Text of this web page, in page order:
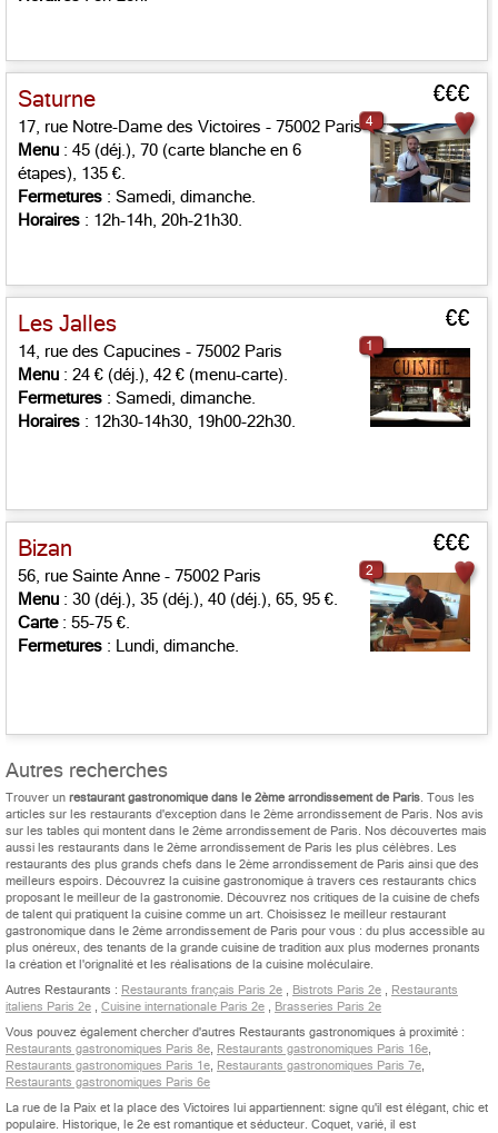
Saturne €€€
17, rue Notre-Dame des Victoires - 75002 Paris
Menu : 45 (déj.), 70 (carte blanche en 6
étapes), 135 €.
Fermetures : Samedi, dimanche.
Horaires : 12h-14h, 20h-21h30.
4
Les Jalles €€
14, rue des Capucines - 75002 Paris
Menu : 24 € (déj.), 42 € (menu-carte).
Fermetures : Samedi, dimanche.
Horaires : 12h30-14h30, 19h00-22h30.
1
Bizan €€€
56, rue Sainte Anne - 75002 Paris
Menu : 30 (déj.), 35 (déj.), 40 (déj.), 65, 95 €.
Carte: 55-75 €.
Fermetures : Lundi, dimanche.
2
Autres recherches
Trouver un restaurant gastronomique dans le 2ème arrondissement de Paris. Tous les
articles sur les restaurants d'exception dans le 2ème arrondissement de Paris. Nos avis
sur les tables qui montent dans le 2ème arrondissement de Paris. Nos découvertes mais
aussi les restaurants dans le 2ème arrondissement de Paris les plus célèbres. Les
restaurants des plus grands chefs dans le 2ème arrondissement de Paris ainsi que des
meilleurs espoirs. Découvrez la cuisine gastronomique à travers ces restaurants chics
proposant le meilleur de la gastronomie. Découvrez nos critiques de la cuisine de chefs
de talent qui pratiquent la cuisine comme un art. Choisissez le meilleur restaurant
gastronomique dans le 2ème arrondissement de Paris pour vous : du plus accessible au
plus onéreux, des tenants de la grande cuisine de tradition aux plus modernes pronants
la création et l'orignalité et les réalisations de la cuisine moléculaire.
Autres Restaurants : Restaurants français Paris 2e , Bistrots Paris 2e , Restaurants
italiens Paris 2e , Cuisine internationale Paris 2e , Brasseries Paris 2e
Vous pouvez également chercher d'autres Restaurants gastronomiques à proximité :
Restaurants gastronomiques Paris 8e, Restaurants gastronomiques Paris 16e,
Restaurants gastronomiques Paris 1e, Restaurants gastronomiques Paris 7e,
Restaurants gastronomiques Paris 6e
La rue de la Paix et la place des Victoires lui appartiennent: signe qu'il est élégant, chic et
populaire. Historique, le 2e est romantique et séducteur. Coquet, varié, il est